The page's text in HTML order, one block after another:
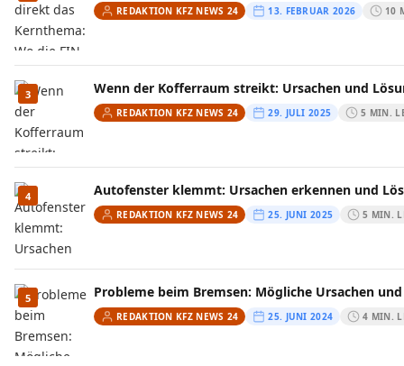
REDAKTION KFZ NEWS 24 13. FEBRUAR 2026 10
3 Wenn der Kofferraum streikt: Ursachen und
REDAKTION KFZ NEWS 24 29. JULI 2025 5 MIN.
4 Autofenster klemmt: Ursachen erkennen und
REDAKTION KFZ NEWS 24 25. JUNI 2025 5 MIN.
5 Probleme beim Bremsen: Mögliche Ursachen
REDAKTION KFZ NEWS 24 25. JUNI 2024 4 MIN.